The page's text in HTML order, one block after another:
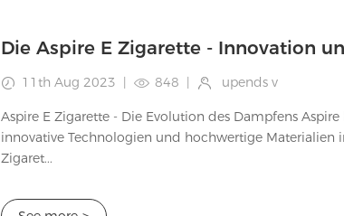
Die Aspire E Zigarette - Innovation
11th Aug 2023 | 848 | upends v
Aspire E Zigarette - Die Evolution des Dampfens Aspire hat das Dampfen revolutioniert, indem sie
innovative Technologien und hochwertige Materialien
Zigaret...